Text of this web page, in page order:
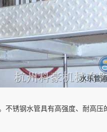
不锈钢水管具有高强度、耐高